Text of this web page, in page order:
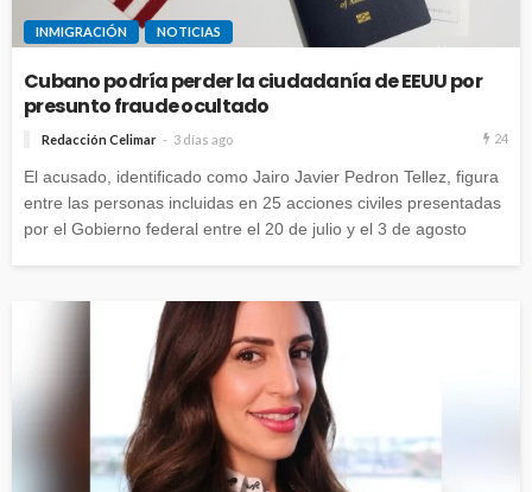
INMIGRACIÓN NOTICIAS
Cubano podría perder la ciudadanía de EEUU por
presunto fraude ocultado
Redacción Celimar 3 días ago 24
El acusado, identificado como Jairo Javier Pedron Tellez, figura
entre las personas incluidas en 25 acciones civiles presentadas
por el Gobierno federal entre el 20 de julio y el 3 de agosto